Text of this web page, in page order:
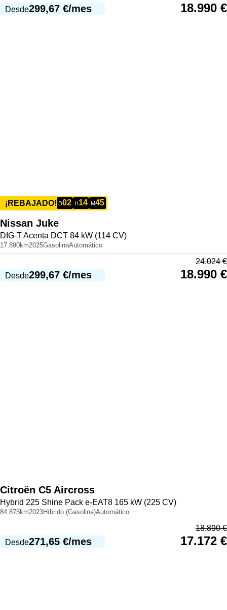
Desde299,67 €/mes 18.990 €
¡REBAJADO! D02 H14 M45
Nissan Juke
DIG-T Acenta DCT 84 kW (114 CV)
17.890km2025GasolinaAutomático
Desde299,67 €/mes
24.024€
18.990 €
Citroën C5 Aircross
Hybrid 225 Shine Pack e-EAT8 165 kW (225 CV)
84.875km2023Híbrido (Gasolina)Automático
Desde271,65 €/mes
18.890€
17.172 €